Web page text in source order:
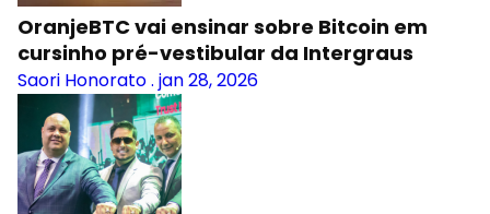
OranjeBTC vai ensinar sobre Bitcoin em
cursinho pré-vestibular da Intergraus
Saori Honorato. jan 28, 2026